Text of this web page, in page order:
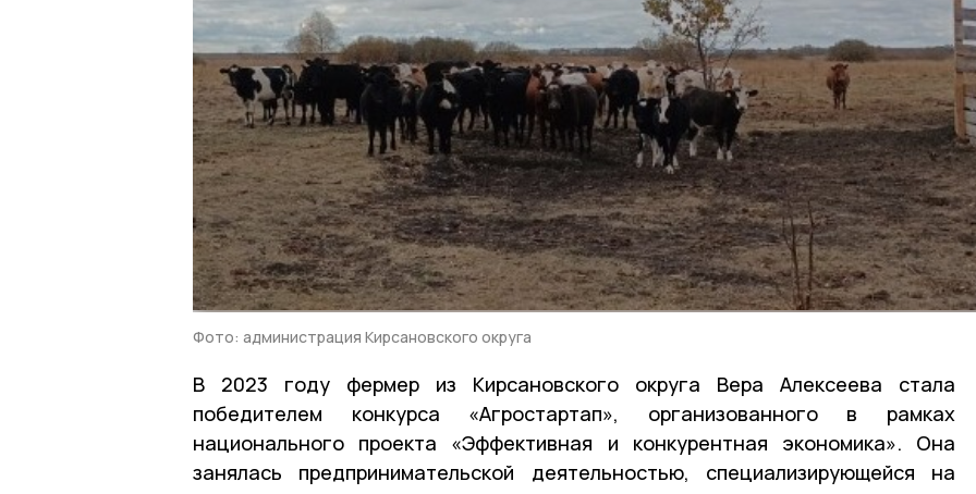
Фото: администрация Кирсановского округа
В 2023 году фермер из Кирсановского округа Вера Алексеева стала
победителем конкурса «Агростартап», организованного в рамках
национального проекта «Эффективная и конкурентная экономика». Она
занялась предпринимательской деятельностью, специализирующейся на